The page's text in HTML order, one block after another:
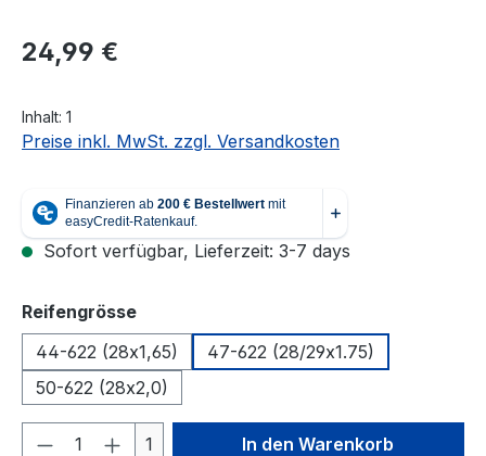
Regulärer Preis:
24,99 €
Inhalt: 1
Preise inkl. MwSt. zzgl. Versandkosten
Sofort verfügbar, Lieferzeit: 3-7 days
Reifengrösseauswählen
44-622 (28x1,65)
47-622 (28/29x1.75)
50-622 (28x2,0)
Produkt Anzahl: Gib den
1 In den Warenkorb